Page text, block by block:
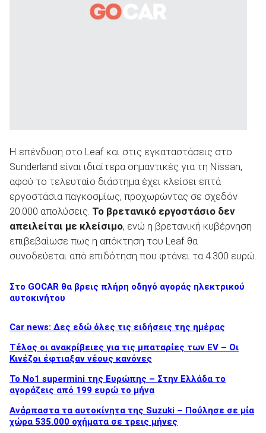
Η επένδυση στο Leaf και στις εγκαταστάσεις στο
Sunderland είναι ιδιαίτερα σημαντικές για τη Nissan,
αφού το τελευταίο διάστημα έχει κλείσει επτά
εργοστάσια παγκοσμίως, προχωρώντας σε σχεδόν
20.000 απολύσεις. Το βρετανικό εργοστάσιο δεν
απειλείται με κλείσιμο, ενώ η βρετανική κυβέρνηση
επιβεβαίωσε πως η απόκτηση του Leaf θα
συνοδεύεται από επιδότηση που φτάνει τα 4.300 ευρώ.
Στο GOCAR θα βρεις πλήρη οδηγό αγοράς ηλεκτρικού
αυτοκινήτου
Car news: Δες εδώ όλες τις ειδήσεις της ημέρας
Τέλος οι ανακρίβειες για τις μπαταρίες των EV – Οι
Κινέζοι έφτιαξαν νέους κανόνες
Το No1 supermini της Ευρώπης – Στην Ελλάδα το
αγοράζεις από 199 ευρώ το μήνα
Ανάρπαστα τα αυτοκίνητα της Suzuki – Πούλησε σε μία
χώρα 535.000 οχήματα σε τρεις μήνες